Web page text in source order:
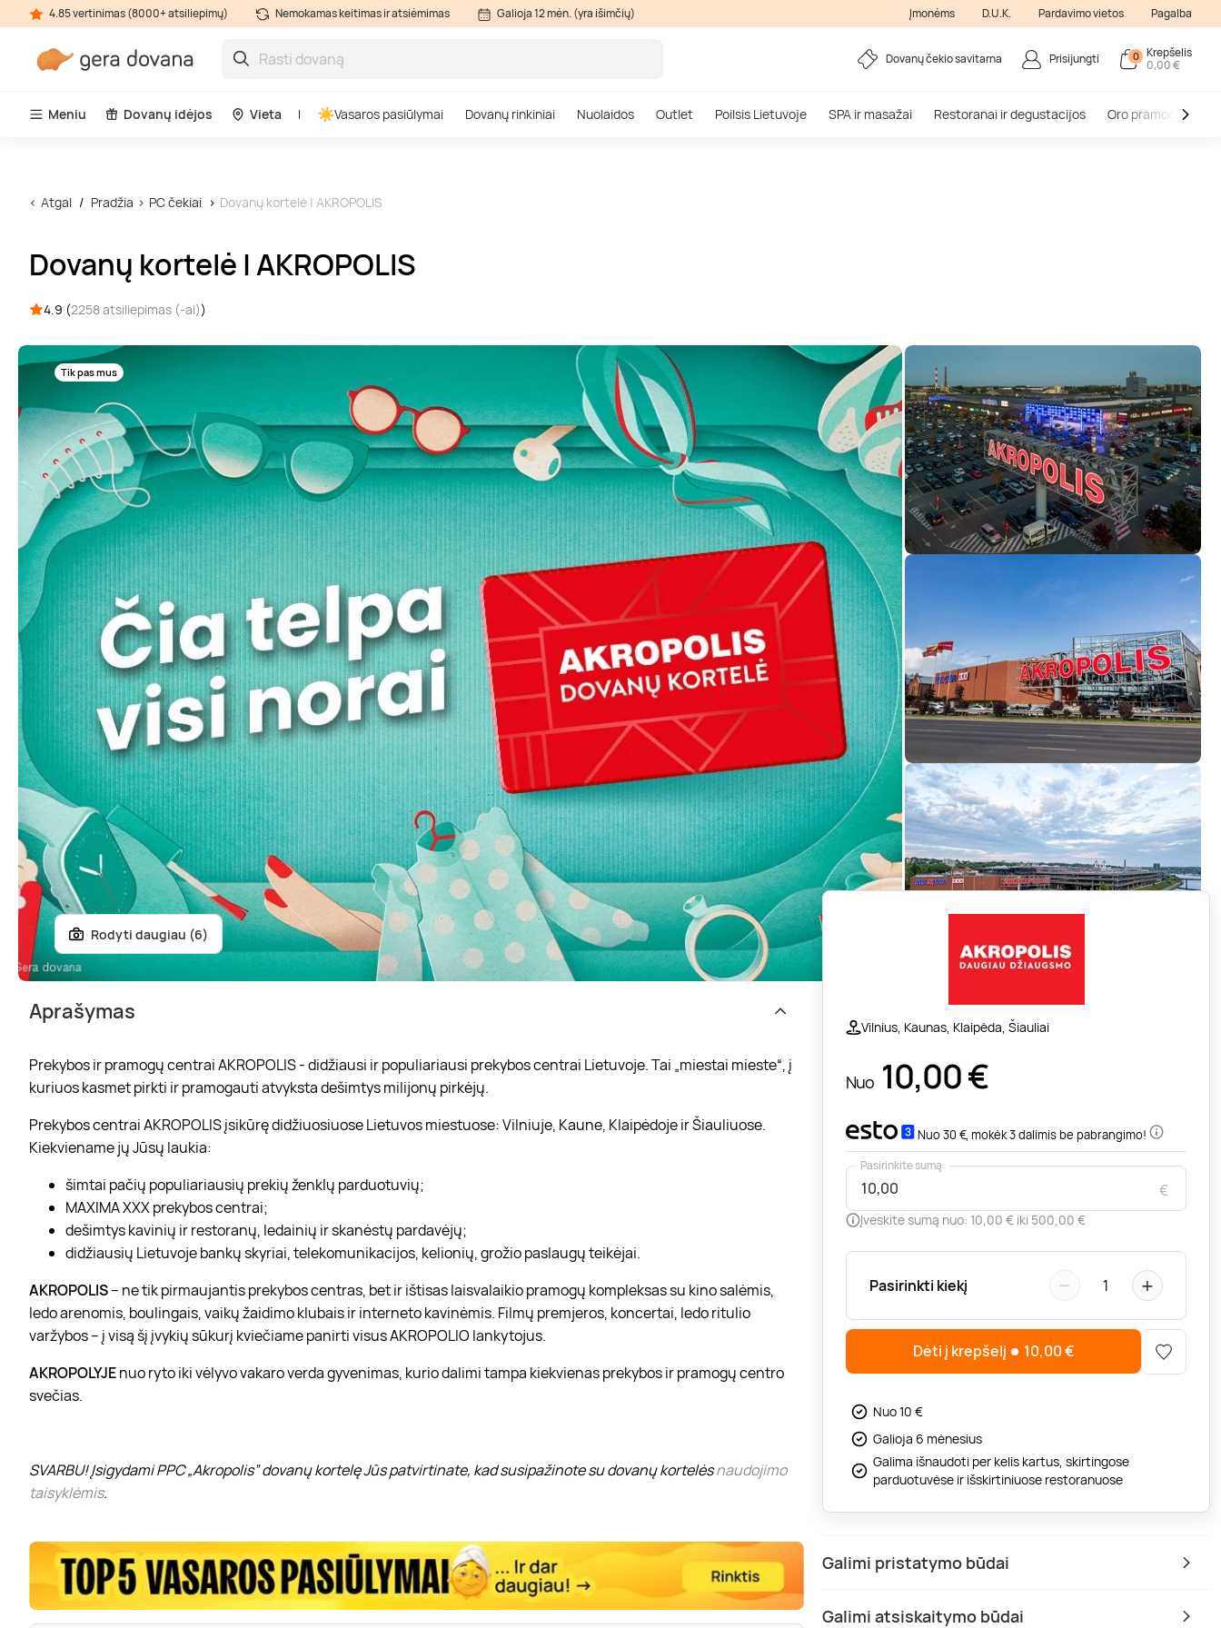
4.85 vertinimas (8000+ atsiliepimų) Nemokamas keitimas ir atsiėmimas Galioja 12 mėn. (yra išimčių) Įmonėms D.U.K. Pardavimo vietos Pagalba
Dovanų čekio savitarna Prisijungti 0 Krepšelis
0,00 €
Meniu Dovanų idėjos Vieta Vasaros pasiūlymai Dovanų rinkiniai Nuolaidos Outlet Poilsis Lietuvoje SPA ir masažai Restoranai ir degustacijos Oro pramogos
Atgal Pradžia PC čekiai Dovanų kortelė | AKROPOLIS
Dovanų kortelė | AKROPOLIS
4.9 (2258 atsiliepimas (-ai))
Tik pas mus
Rodyti daugiau (6)
Vilnius, Kaunas, Klaipėda, Šiauliai
Nuo 10,00€
Nuo 30 €, mokėk 3 dalimis be pabrangimo!
€
Pasirinkite sumą:
Įveskite sumą nuo: 10,00 € iki 500,00 €
Pasirinkti kiekį − 1 +
Dėti į krepšelį 10,00€
Nuo 10 €
Galioja 6 mėnesius
Galima išnaudoti per kelis kartus, skirtingose
parduotuvėse ir išskirtiniuose restoranuose
Galimi pristatymo būdai
Galimi atsiskaitymo būdai
Aprašymas
Prekybos ir pramogų centrai AKROPOLIS - didžiausi ir populiariausi prekybos centrai Lietuvoje. Tai „miestai mieste“, į
kuriuos kasmet pirkti ir pramogauti atvyksta dešimtys milijonų pirkėjų.
Prekybos centrai AKROPOLIS įsikūrę didžiuosiuose Lietuvos miestuose: Vilniuje, Kaune, Klaipėdoje ir Šiauliuose.
Kiekviename jų Jūsų laukia:
šimtai pačių populiariausių prekių ženklų parduotuvių;
MAXIMA XXX prekybos centrai;
dešimtys kavinių ir restoranų, ledainių ir skanėstų pardavėjų;
didžiausių Lietuvoje bankų skyriai, telekomunikacijos, kelionių, grožio paslaugų teikėjai.
AKROPOLIS– ne tik pirmaujantis prekybos centras, bet ir ištisas laisvalaikio pramogų kompleksas su kino salėmis,
ledo arenomis, boulingais, vaikų žaidimo klubais ir interneto kavinėmis. Filmų premjeros, koncertai, ledo ritulio
varžybos – į visą šį įvykių sūkurį kviečiame panirti visus AKROPOLIO lankytojus.
AKROPOLYJEnuo ryto iki vėlyvo vakaro verda gyvenimas, kurio dalimi tampa kiekvienas prekybos ir pramogų centro
svečias.
SVARBU! Įsigydami PPC „Akropolis” dovanų kortelę Jūs patvirtinate, kad susipažinote su dovanų kortelėsnaudojimo
taisyklėmis.